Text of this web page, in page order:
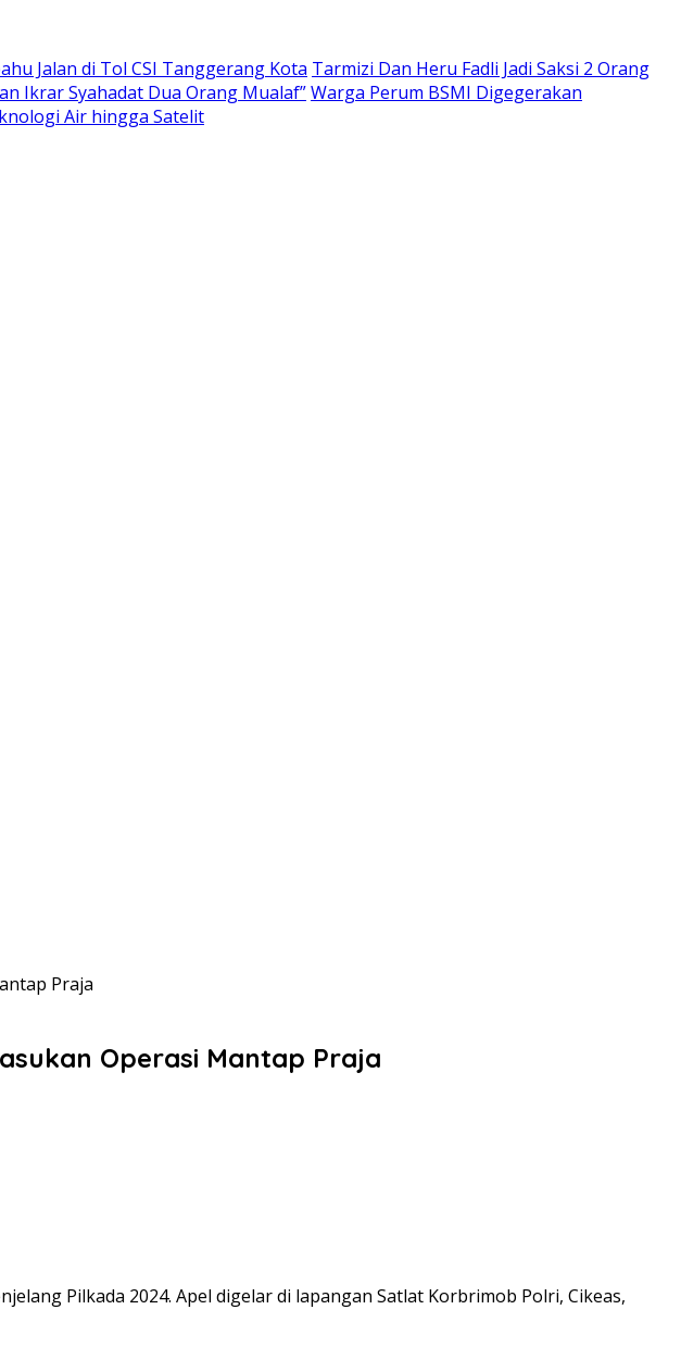
Jalan di Tol CSI Tanggerang Kota Tarmizi Dan Heru Fadli Jadi Saksi 2 Orang
Ikrar Syahadat Dua Orang Mualaf”Warga Perum BSMI Digegerakan
Air hingga Satelit
Praja
Operasi Mantap Praja
Pilkada 2024. Apel digelar di lapangan Satlat Korbrimob Polri, Cikeas,